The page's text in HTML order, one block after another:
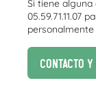
Si tiene
05.59.71.11.07
Contacto